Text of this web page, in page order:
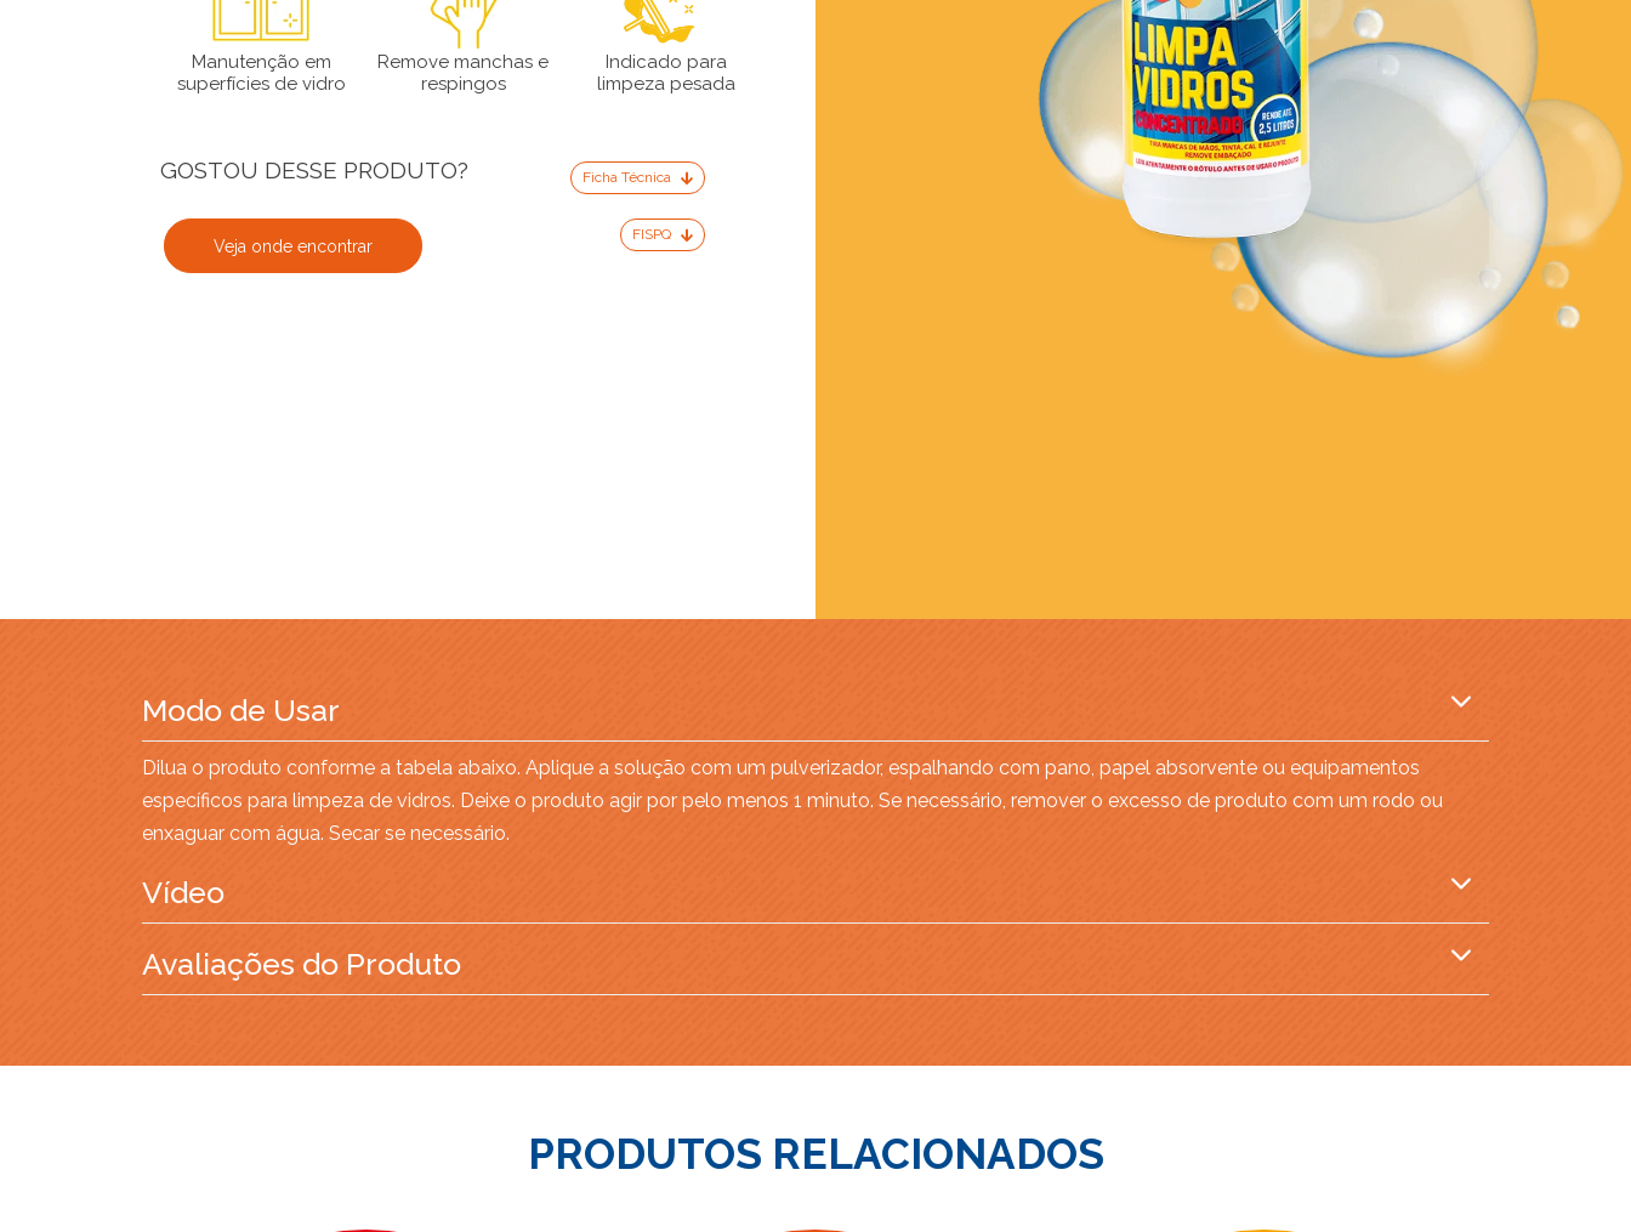
Manutenção em
superfícies de vidro
Remove manchas e
respingos
Indicado para
limpeza pesada
GOSTOU DESSE PRODUTO?
Veja onde encontrar
Ficha Técnica
FISPQ
Modo de Usar
Dilua o produto conforme a tabela abaixo. Aplique a solução com um pulverizador, espalhando com pano, papel absorvente ou equipamentos
específicos para limpeza de vidros. Deixe o produto agir por pelo menos 1 minuto. Se necessário, remover o excesso de produto com um rodo ou
enxaguar com água. Secar se necessário.
Vídeo
Avaliações do Produto
PRODUTOS RELACIONADOS